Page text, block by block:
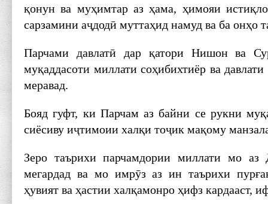
қонун ва муҳимтар аз ҳама, ҳимояи
сарзамини аҷдодӣ муттаҳид намуд ва ба онҳо
Парчами давлатӣ дар қатори Нишон ва
муқаддасоти миллати соҳибихтиёр ва
меравад.
Бояд гуфт, ки Парчам аз байни се рукни
сиёсиву иҷтимоии халқи тоҷик мақому
Зеро таърихи парчамдории миллати мо
мегардад ва мо имрӯз аз ин таърихи
ҳувият ва ҳастии халқамонро ҳифз кардааст,